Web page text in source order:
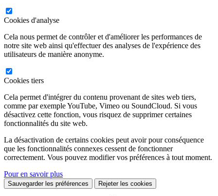
Cookies d'analyse
Cela nous permet de contrôler et d'améliorer les performances de
notre site web ainsi qu'effectuer des analyses de l'expérience des
utilisateurs de manière anonyme.
Cookies tiers
Cela permet d'intégrer du contenu provenant de sites web tiers,
comme par exemple YouTube, Vimeo ou SoundCloud. Si vous
désactivez cette fonction, vous risquez de supprimer certaines
fonctionnalités du site web.
La désactivation de certains cookies peut avoir pour conséquence
que les fonctionnalités connexes cessent de fonctionner
correctement. Vous pouvez modifier vos préférences à tout moment.
Pour en savoir plus
Sauvegarder les préférences Rejeter les cookies